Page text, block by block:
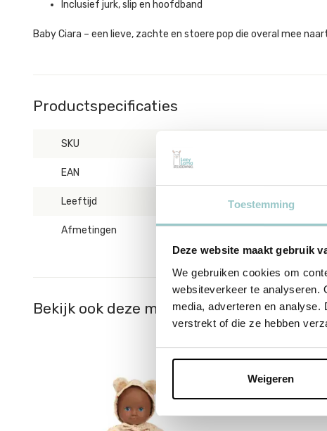
Toestemming
Deze website maakt gebruik
We gebruiken cookies om
websiteverkeer te analyseren.
media, adverteren en analyse.
verstrekt of die ze hebben
Weigeren
Inclusief jurk, slip en hoofdband
Baby Ciara – een lieve, zachte en stoere pop die overal mee
Productspecificaties
SKU
EAN
Leeftijd vanaf 18 maanden
Afmetingen 32 cm
Bekijk ook deze must-haves